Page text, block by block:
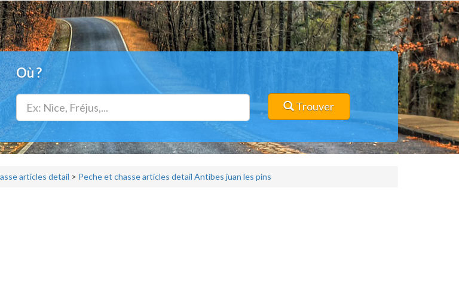
Où ?
Trouver
articles detail > Peche et chasse articles detail Antibes juan les pins